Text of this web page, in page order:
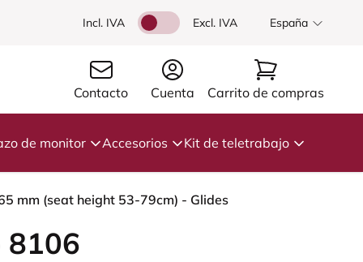
Incl. IVA Excl. IVA España
Contacto Cuenta Carrito de compras
de monitor Accesorios Kit de teletrabajo
mm (seat height 53-79cm) - Glides
8106